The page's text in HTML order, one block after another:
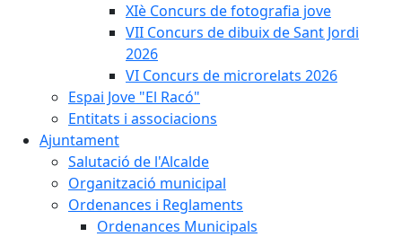
XIè Concurs de fotografia jove
VII Concurs de dibuix de Sant Jordi
2026
VI Concurs de microrelats 2026
Espai Jove "El Racó"
Entitats i associacions
Ajuntament
Salutació de l'Alcalde
Organització municipal
Ordenances i Reglaments
Ordenances Municipals